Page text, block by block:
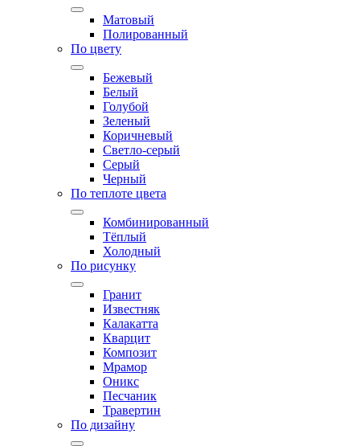
Матовый
Полированный
По цвету
Бежевый
Белый
Голубой
Зеленый
Коричневый
Светло-серый
Серый
Черный
По теплоте цвета
Комбинированный
Тёплый
Холодный
По рисунку
Гранит
Известняк
Калакатта
Кварцит
Композит
Мрамор
Оникс
Песчаник
Травертин
По дизайну